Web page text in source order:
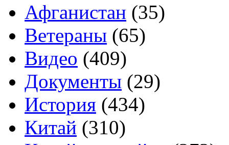
Афганистан (35)
Ветераны (65)
Видео (409)
Документы (29)
История (434)
Китай (310)